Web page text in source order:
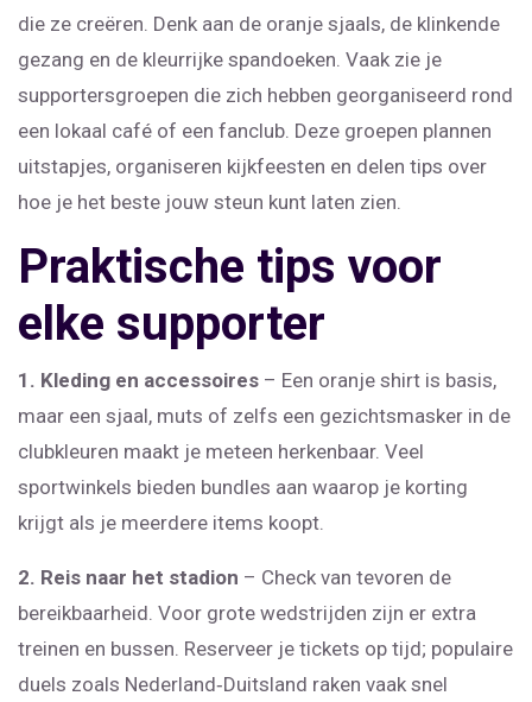
die ze creëren. Denk aan de oranje sjaals, de klinkende
gezang en de kleurrijke spandoeken. Vaak zie je
supportersgroepen die zich hebben georganiseerd rond
een lokaal café of een fanclub. Deze groepen plannen
uitstapjes, organiseren kijkfeesten en delen tips over
hoe je het beste jouw steun kunt laten zien.
Praktische tips voor
elke supporter
1. Kleding en accessoires – Een oranje shirt is basis,
maar een sjaal, muts of zelfs een gezichtsmasker in de
clubkleuren maakt je meteen herkenbaar. Veel
sportwinkels bieden bundles aan waarop je korting
krijgt als je meerdere items koopt.
2. Reis naar het stadion – Check van tevoren de
bereikbaarheid. Voor grote wedstrijden zijn er extra
treinen en bussen. Reserveer je tickets op tijd; populaire
duels zoals Nederland‑Duitsland raken vaak snel